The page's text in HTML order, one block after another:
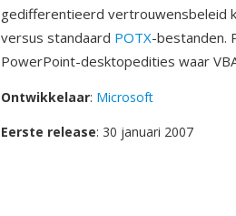
gedifferentieerd vertrouwensbeleid
versus standaard POTX-bestanden.
PowerPoint-desktopedities waar
Ontwikkelaar: Microsoft
Eerste release: 30 januari 2007